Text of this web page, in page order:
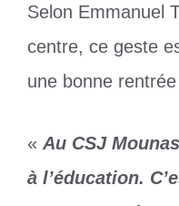
Selon Emmanuel
centre, ce geste
une bonne
« Au CSJ
à l’éducation.